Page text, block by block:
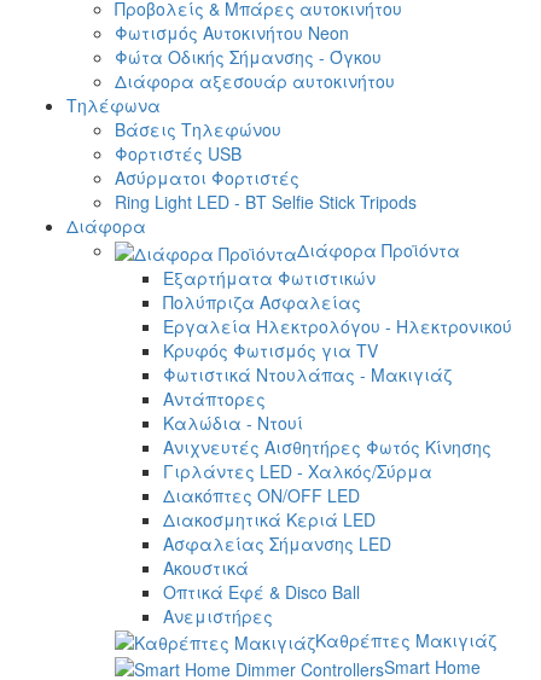
Προβολείς & Μπάρες αυτοκινήτου
Φωτισμός Αυτοκινήτου Neon
Φώτα Οδικής Σήμανσης - Όγκου
Διάφορα αξεσουάρ αυτοκινήτου
Τηλέφωνα
Βάσεις Τηλεφώνου
Φορτιστές USB
Ασύρματοι Φορτιστές
Ring Light LED - BT Selfie Stick Tripods
Διάφορα
Διάφορα Προϊόντα
Εξαρτήματα Φωτιστικών
Πολύπριζα Ασφαλείας
Εργαλεία Ηλεκτρολόγου - Ηλεκτρονικού
Κρυφός Φωτισμός για TV
Φωτιστικά Ντουλάπας - Μακιγιάζ
Αντάπτορες
Καλώδια - Ντουί
Ανιχνευτές Αισθητήρες Φωτός Κίνησης
Γιρλάντες LED - Χαλκός/Σύρμα
Διακόπτες ON/OFF LED
Διακοσμητικά Κεριά LED
Ασφαλείας Σήμανσης LED
Ακουστικά
Οπτικά Εφέ & Disco Ball
Ανεμιστήρες
Καθρέπτες Μακιγιάζ
Smart Home